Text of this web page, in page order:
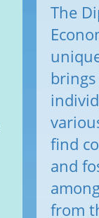
The
find
and
from